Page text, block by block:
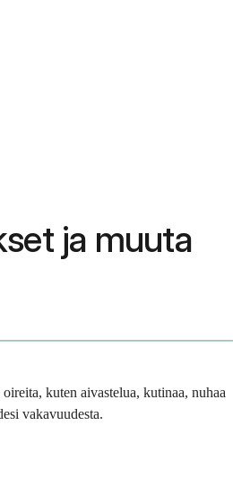
ja muuta
kuten aivastelua, kutinaa, nuhaa
vakavuudesta.